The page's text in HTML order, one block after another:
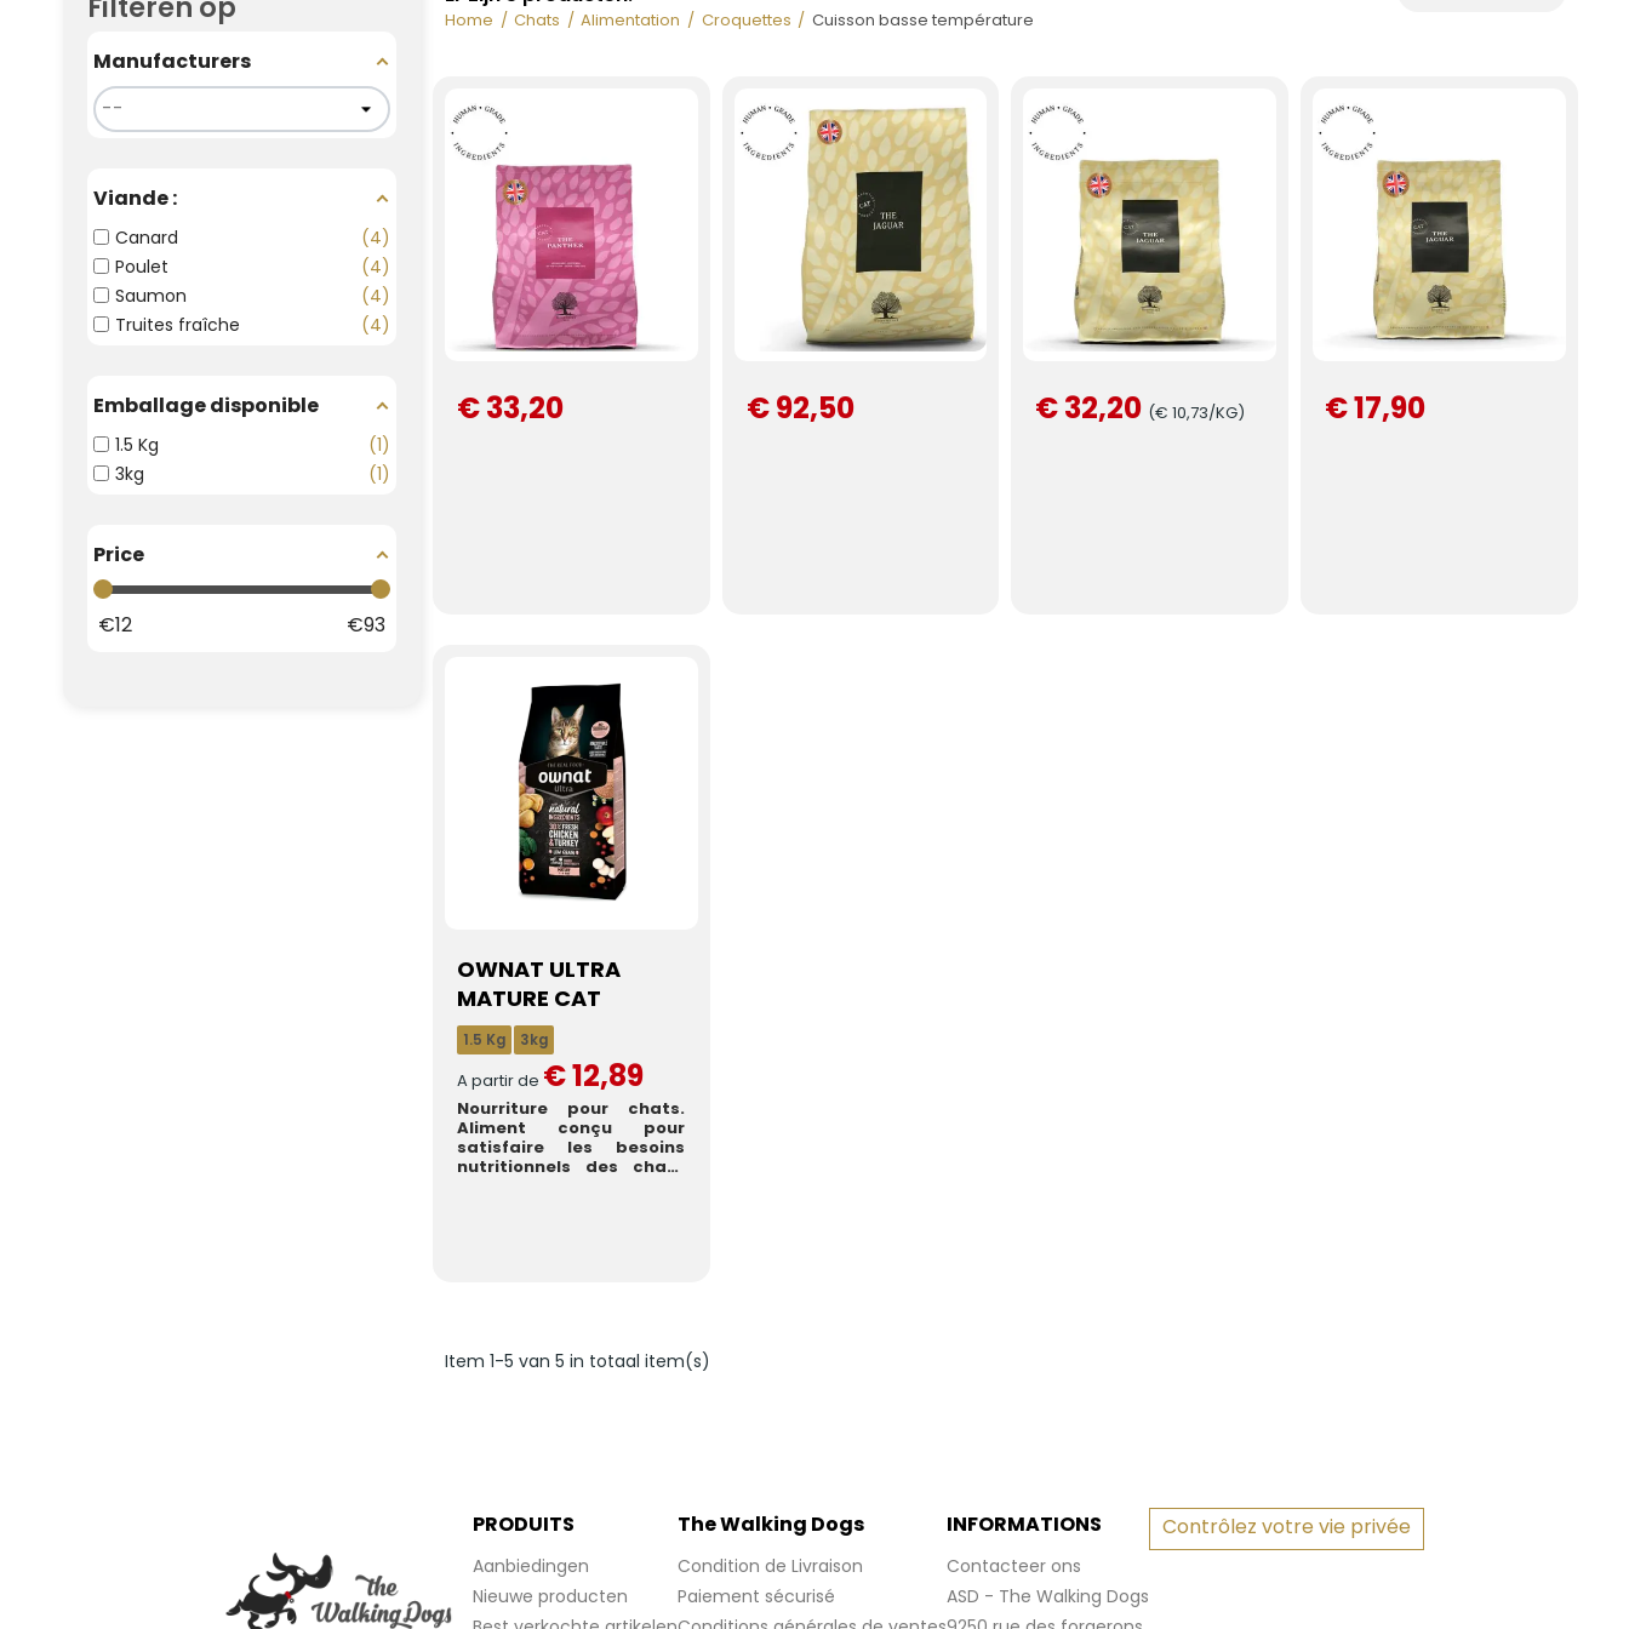
Manufacturers
Viande :
Canard
4
Poulet
4
Saumon
4
Truites fraîche
4
Emballage disponible
1.5 Kg
1
3kg
1
Price
€12 €93
Home Chats Alimentation Croquettes Cuisson basse température
€ 33,20 € 92,50 € 32,20 (€ 10,73/KG) € 17,90
OWNAT ULTRA
MATURE CAT
1.5 Kg 3kg
A partir de € 12,89
Nourriture pour chats.
Aliment conçu pour
satisfaire les besoins
nutritionnels des chats
Item 1-5 van 5 in totaal item(s)
PRODUITS
Aanbiedingen
Nieuwe producten
The Walking Dogs
Condition de Livraison
Paiement sécurisé
INFORMATIONS
Contacteer ons
ASD - The Walking Dogs
Contrôlez votre vie privée